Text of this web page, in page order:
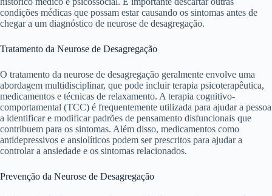
condições médicas que possam estar causando os sintomas antes de
chegar a um diagnóstico de neurose de desagregação.
Tratamento da Neurose de Desagregação
O tratamento da neurose de desagregação geralmente envolve uma
abordagem multidisciplinar, que pode incluir terapia psicoterapêutica,
medicamentos e técnicas de relaxamento. A terapia cognitivo-
comportamental (TCC) é frequentemente utilizada para ajudar a pessoa
a identificar e modificar padrões de pensamento disfuncionais que
contribuem para os sintomas. Além disso, medicamentos como
antidepressivos e ansiolíticos podem ser prescritos para ajudar a
controlar a ansiedade e os sintomas relacionados.
Prevenção da Neurose de Desagregação